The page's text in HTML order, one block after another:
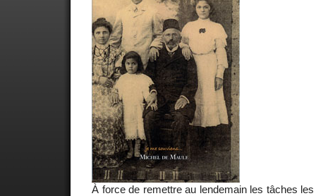
À force de remettre au lendemain les tâches